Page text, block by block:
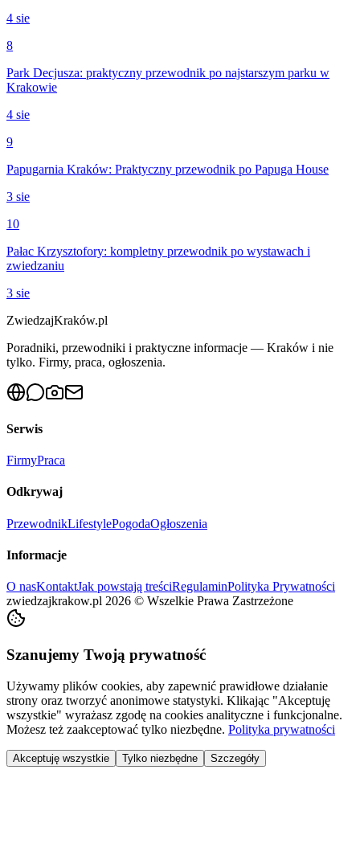
4 sie
8
Park Decjusza: praktyczny przewodnik po najstarszym parku w
Krakowie
4 sie
9
Papugarnia Kraków: Praktyczny przewodnik po Papuga House
3 sie
10
Pałac Krzysztofory: kompletny przewodnik po wystawach i
zwiedzaniu
3 sie
ZwiedzajKraków.pl
Poradniki, przewodniki i praktyczne informacje — Kraków i nie
tylko. Firmy, praca, ogłoszenia.
Serwis
FirmyPraca
Odkrywaj
PrzewodnikLifestylePogodaOgłoszenia
Informacje
O nasKontaktJak powstają treściRegulaminPolityka Prywatności
zwiedzajkrakow.pl 2026 © Wszelkie Prawa Zastrzeżone
Szanujemy Twoją prywatność
Używamy plików cookies, aby zapewnić prawidłowe działanie
strony oraz tworzyć anonimowe statystyki. Klikając "Akceptuję
wszystkie" wyrażasz zgodę na cookies analityczne i funkcjonalne.
Możesz też zaakceptować tylko niezbędne. Polityka prywatności
Akceptuję wszystkie Tylko niezbędne Szczegóły